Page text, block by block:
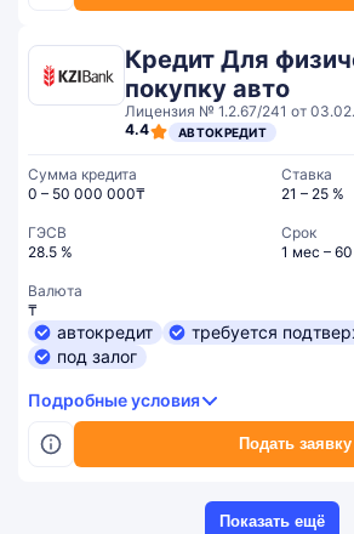
Кредит Для
покупку авто
Лицензия № 1.2.67/241 от
4.4
АВТОКРЕДИТ
Подать заявку
Сумма кредита
0 – 50 000 000₸
Ставка
21 – 25 %
ГЭСВ
28.5 %
Срок
1 мес –
Валюта
₸
автокредит
требуется
под залог
Подробные условия
Показать ещё